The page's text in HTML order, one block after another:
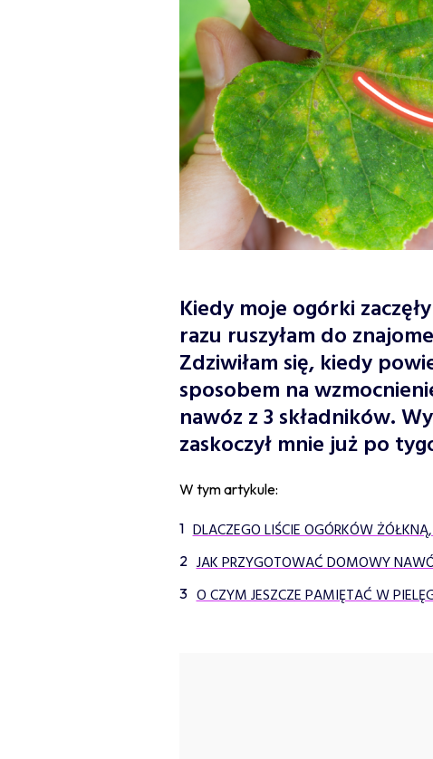
Kiedy moje ogórki
razu ruszyłam do
Zdziwiłam się, kiedy
sposobem na
nawóz z 3 składników.
zaskoczył mnie już po
W tym artykule:
DLACZEGO LIŚCIE OGÓRKÓW
JAK PRZYGOTOWAĆ DOMOWY
O CZYM JESZCZE PAMIĘTAĆ W